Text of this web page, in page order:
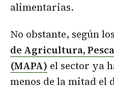
alimentarias.
No obstante, según
de Agricultura,
(MAPA) el sector ya
menos de la mitad el